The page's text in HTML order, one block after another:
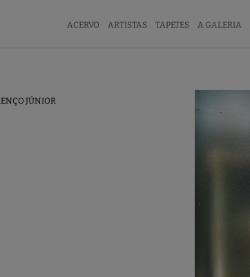
ACERVO ARTISTAS TAPETES A GALERIA
JÚNIOR